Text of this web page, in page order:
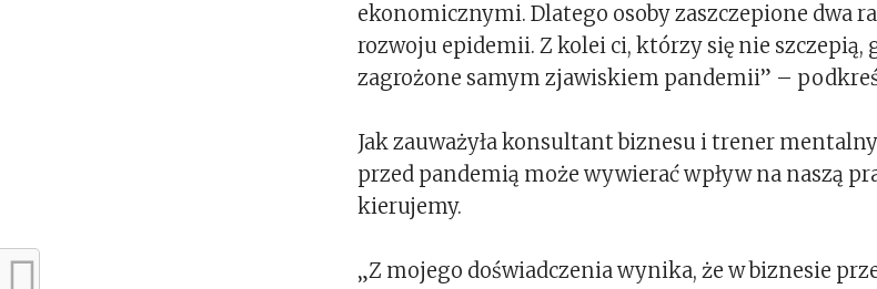
ekonomicznymi. Dlatego osoby zaszczepione dwa
rozwoju epidemii. Z kolei ci, którzy się nie szczepią,
zagrożone samym zjawiskiem pandemii” –
Jak zauważyła konsultant biznesu i trener
przed pandemią może wywierać wpływ na naszą
kierujemy.
„Z mojego doświadczenia wynika, że w biznesie